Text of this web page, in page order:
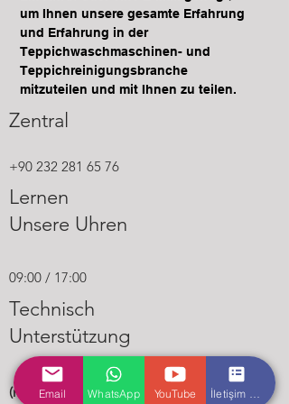
einzukaufen.
und ermöglichen Sie Ihren
Kunden, bequem einzukaufen.
um Ihnen unsere gesamte Erfahrung
und Erfahrung in der
Teppichwaschmaschinen- und
Teppichreinigungsbranche
mitzuteilen und mit Ihnen zu teilen.
Zentral
+90 232 281 65 76
Lernen
Unsere Uhren
09:00 / 17:00
Technisch
Unterstützung
(nur Whatsapp-Nummer)
Email WhatsApp YouTube